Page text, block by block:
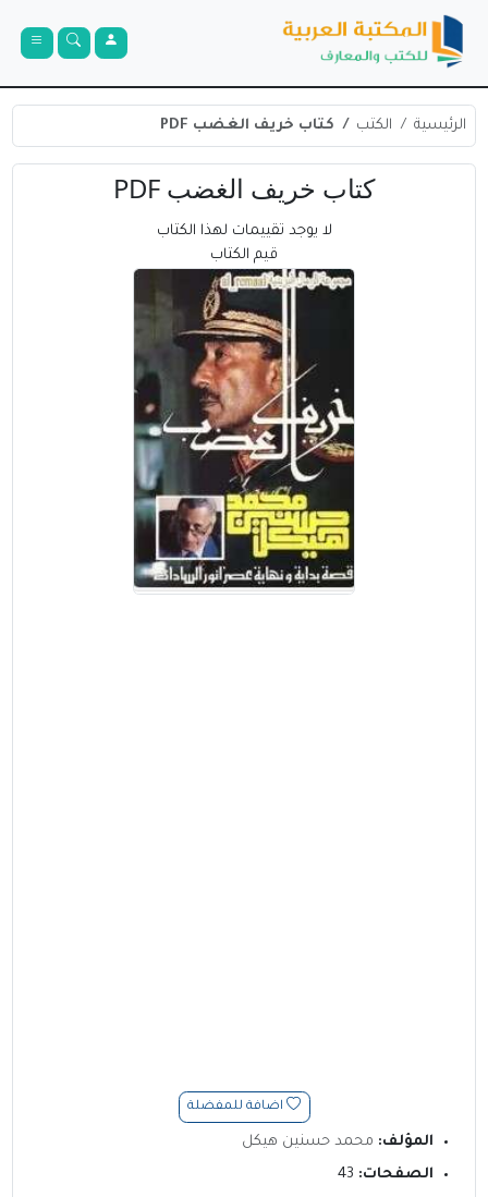
الرئيسية الكتب كتاب خريف الغضب PDF
كتاب خريف الغضب PDF
لا يوجد تقييمات لهذا الكتاب
قيم الكتاب
اضافة للمفضلة
المؤلف: محمد حسنين هيكل
الصفحات: